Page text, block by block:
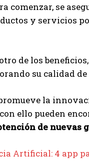
comenzar, se
y servicios
de los
su calidad
la
ello pueden
de nuevas
Artificial: 4 app